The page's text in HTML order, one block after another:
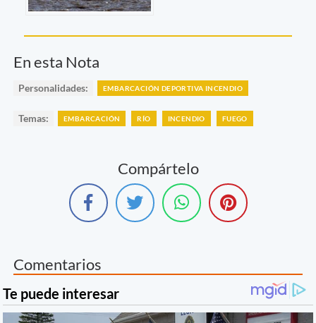
En esta Nota
Personalidades: EMBARCACIÓN DEPORTIVA INCENDIO
Temas: EMBARCACIÓN RÍO INCENDIO FUEGO
Compártelo
Comentarios